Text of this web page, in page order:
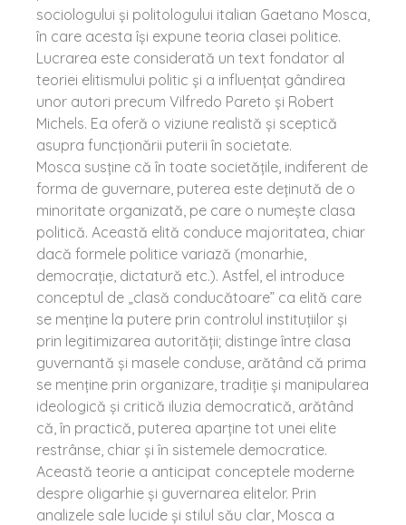
sociologului şi politologului italian Gaetano Mosca,
în care acesta îşi expune teoria clasei politice.
Lucrarea este considerată un text fondator al
teoriei elitismului politic şi a influenţat gândirea
unor autori precum Vilfredo Pareto şi Robert
Michels. Ea oferă o viziune realistă şi sceptică
asupra funcţionării puterii în societate.
Mosca susţine că în toate societăţile, indiferent de
forma de guvernare, puterea este deţinută de o
minoritate organizată, pe care o numeşte clasa
politică. Această elită conduce majoritatea, chiar
dacă formele politice variază (monarhie,
democraţie, dictatură etc.). Astfel, el introduce
conceptul de „clasă conducătoare” ca elită care
se menţine la putere prin controlul instituţiilor şi
prin legitimizarea autorităţii; distinge între clasa
guvernantă şi masele conduse, arătând că prima
se menţine prin organizare, tradiţie şi manipularea
ideologică şi critică iluzia democratică, arătând
că, în practică, puterea aparţine tot unei elite
restrânse, chiar şi în sistemele democratice.
Această teorie a anticipat conceptele moderne
despre oligarhie şi guvernarea elitelor. Prin
analizele sale lucide şi stilul său clar, Mosca a